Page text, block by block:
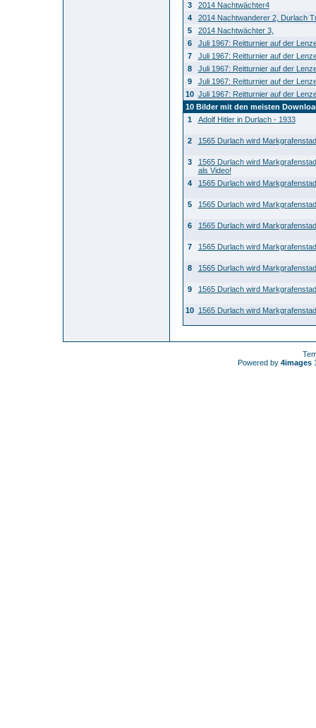
3
2014 Nachtwächter4
4
2014 Nachtwanderer 2, Durlach
5
2014 Nachtwächter 3,
6
Juli 1967: Reitturnier auf der
7
Juli 1967: Reitturnier auf der
8
Juli 1967: Reitturnier auf der
9
Juli 1967: Reitturnier auf der
10 Juli 1967: Reitturnier auf der
10 Bilder mit den meisten
1
Adolf Hitler in Durlach - 1933
2 1565 Durlach wird
3
1565 Durlach wird
als Video!
4
1565 Durlach wird
5 1565 Durlach wird
6 1565 Durlach wird
7 1565 Durlach wird
8 1565 Durlach wird
9 1565 Durlach wird
10 1565 Durlach wird
Powered by 4images